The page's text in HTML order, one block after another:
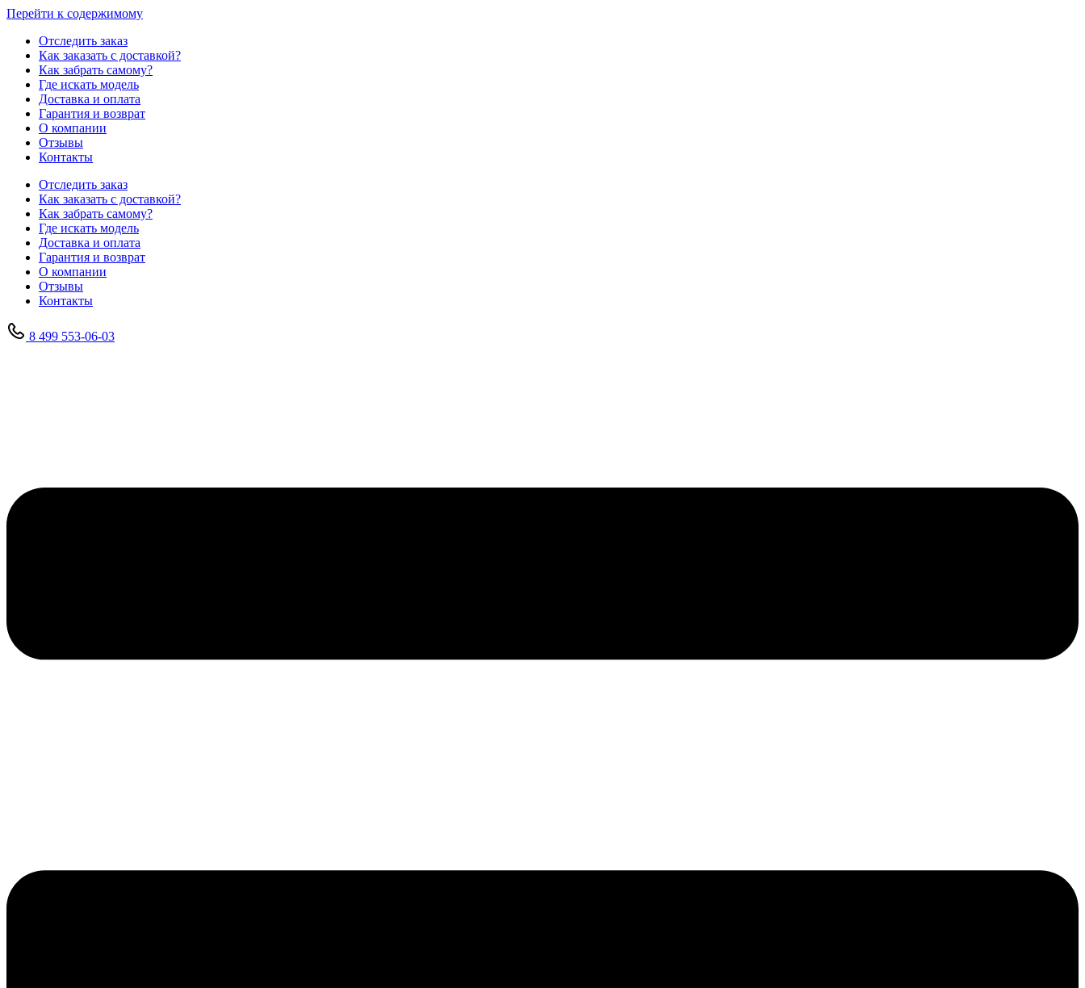
Перейти к содержимому
Отследить заказ
Как заказать с доставкой?
Как забрать самому?
Где искать модель
Доставка и оплата
Гарантия и возврат
О компании
Отзывы
Контакты
Отследить заказ
Как заказать с доставкой?
Как забрать самому?
Где искать модель
Доставка и оплата
Гарантия и возврат
О компании
Отзывы
Контакты
8 499 553-06-03